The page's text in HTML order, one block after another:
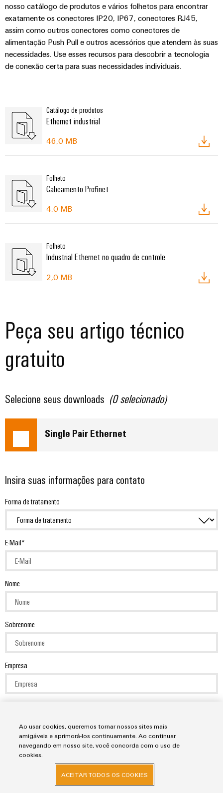
nosso catálogo de produtos e vários folhetos para encontrar
exatamente os conectores IP20, IP67, conectores RJ45,
assim como outros conectores como conectores de
alimentação Push Pull e outros acessórios que atendem às suas
necessidades. Use esses recursos para descobrir a tecnologia
de conexão certa para suas necessidades individuais.
Catálogo de produtos
Ethernet industrial
46,0 MB
Folheto
Cabeamento Profinet
4,0 MB
Folheto
Industrial Ethernet no quadro de controle
2,0 MB
Peça seu artigo técnico
gratuito
Selecione seus downloads (0selecionado)
Single Pair Ethernet
Insira suas informações para contato
Forma de tratamento
E-Mail
Nome
Sobrenome
Empresa
Conexel do Brasil e empresas relacionadas para fins de recebimento de
uma newsletter. A newsletter contém informações sobre produtos e
serviços, ofertas interessantes e promoções atuais da Weidmüller
Conexel do Brasil e empresas relacionadas. Posso retirar meu
Ao usar cookies, queremos tornar nossos sites mais
amigáveis e aprimorá-los continuamente. Ao continuar
navegando em nosso site, você concorda com o uso de
cookies.
ACEITAR TODOS OS COOKIES